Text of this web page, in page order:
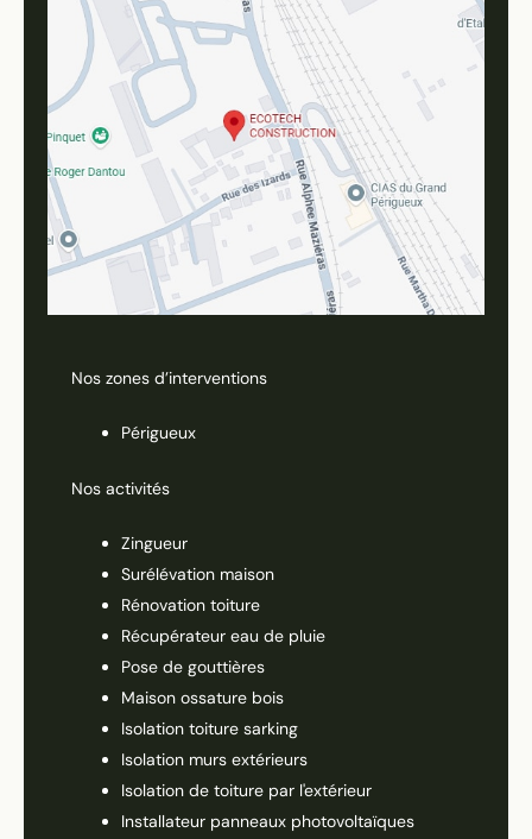
Nos zones d’interventions
Périgueux
Nos activités
Zingueur
Surélévation maison
Rénovation toiture
Récupérateur eau de pluie
Pose de gouttières
Maison ossature bois
Isolation toiture sarking
Isolation murs extérieurs
Isolation de toiture par l'extérieur
Installateur panneaux photovoltaïques